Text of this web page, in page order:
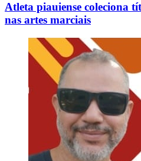
Atleta piauiense coleciona
nas artes marciais